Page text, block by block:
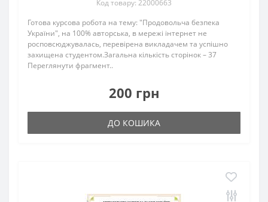
Код товару: 22000663
Готова курсова робота на тему: "Продовольча безпека
України", на 100% авторська, в мережі інтернет не
росповсюджувалась, перевірена викладачем та успішно
захищена студентом.Загальна кількість сторінок – 37
Переглянути фрагмент..
200 грн
ДО КОШИКА